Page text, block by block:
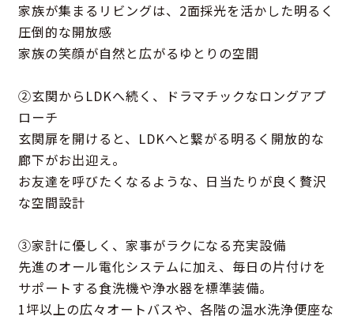
家族が集まるリビングは、2面採光を活かした明るく
圧倒的な開放感
家族の笑顔が自然と広がるゆとりの空間
②玄関からLDKへ続く、ドラマチックなロングアプ
ローチ
玄関扉を開けると、LDKへと繋がる明るく開放的な
廊下がお出迎え。
お友達を呼びたくなるような、日当たりが良く贅沢
な空間設計
③家計に優しく、家事がラクになる充実設備
先進のオール電化システムに加え、毎日の片付けを
サポートする食洗機や浄水器を標準装備。
1坪以上の広々オートバスや、各階の温水洗浄便座な